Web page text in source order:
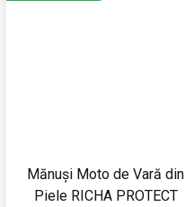
Mănuși Moto de Vară din
Piele RICHA PROTECT